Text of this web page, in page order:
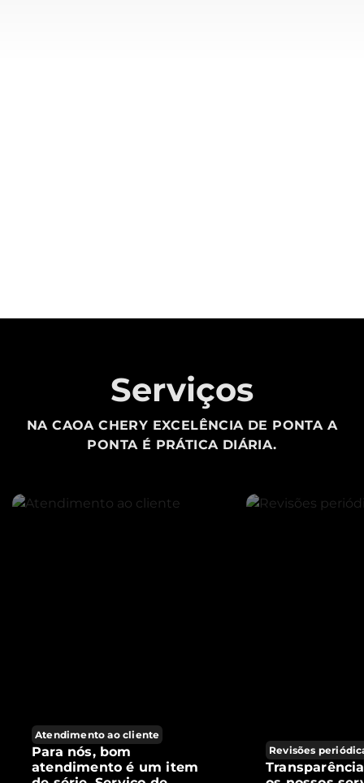
Serviços
NA CAOA CHERY EXCELÊNCIA DE PONTA A
PONTA É PRÁTICA DIÁRIA.
Atendimento ao cliente
Para nós, bom
atendimento é um item
Revisões